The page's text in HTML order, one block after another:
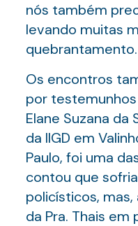
nós também
levando muitas
quebrantamento.
Os encontros
por
Elane Suzana da
da IIGD em
Paulo, foi uma
contou que
policísticos,
da Pra. Thais